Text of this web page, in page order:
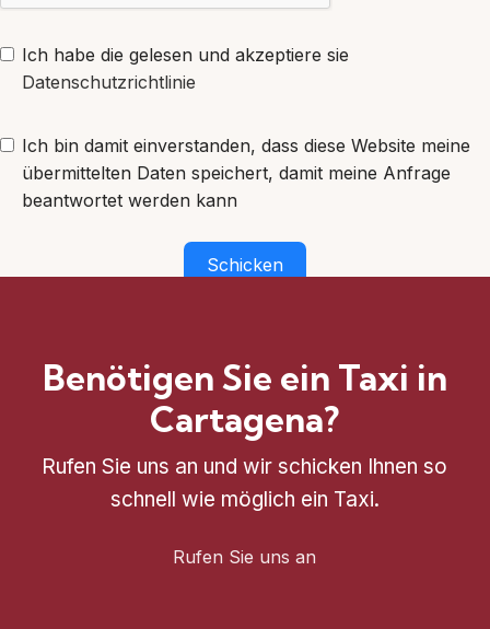
Ich habe die gelesen und akzeptiere sie
Datenschutzrichtlinie
Ich bin damit einverstanden, dass diese Website meine
übermittelten Daten speichert, damit meine Anfrage
beantwortet werden kann
Schicken
Benötigen Sie ein Taxi in
Cartagena?
Rufen Sie uns an und wir schicken Ihnen so
schnell wie möglich ein Taxi.
Rufen Sie uns an